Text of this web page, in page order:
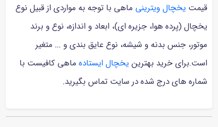
قیمت یخچال ویترینی ماهی با توجه به مواردی از قبیل نوع
یخچال (پرده هوا، جزیره ای)، ابعاد و اندازه، نوع و برند
موتور، جنس بدنه و شیشه، نوع عایق بندی و ... متغیر
است.برای خرید بهترینیخچال ایستاده ماهی کافیست با
شماره های درج شده در سایت تماس بگیرید.